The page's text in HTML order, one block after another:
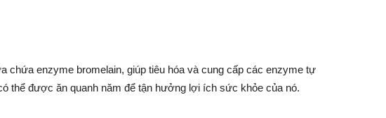
chứa enzyme bromelain, giúp tiêu hóa và cung cấp các enzyme tự
thể được ăn quanh năm để tận hưởng lợi ích sức khỏe của nó.